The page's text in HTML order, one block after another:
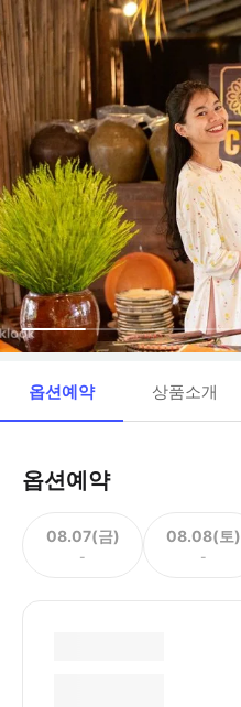
옵션예약 상품소개
옵션예약
08.07(금)
-
08.08(토)
-